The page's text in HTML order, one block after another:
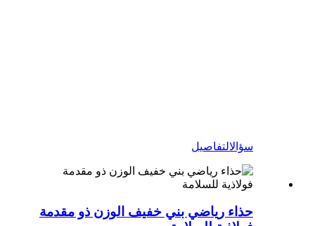
سؤالالتفاصيل
حذاء رياضي بني خفيف الوزن ذو مقدمة